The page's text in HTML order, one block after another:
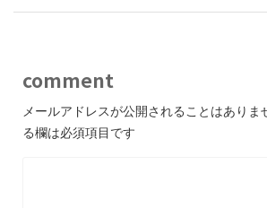
comment
メールアドレスが公開されることはありま
る欄は必須項目です